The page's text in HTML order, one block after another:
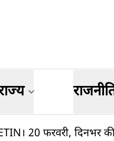
20 फरवरी, दिनभर